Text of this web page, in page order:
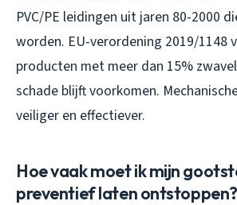
PVC/PE leidingen uit jaren 80-2000
worden. EU-verordening 2019/1148
producten met meer dan 15%
schade blijft voorkomen.
veiliger en effectiever.
Hoe vaak moet ik mijn
preventief laten ontstoppen?